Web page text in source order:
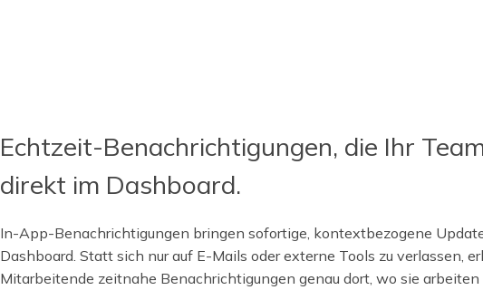
Echtzeit-Benachrichtigungen, die Ihr
direkt im Dashboard.
In-App-Benachrichtigungen bringen sofortige, kontextbezogene
Dashboard. Statt sich nur auf E-Mails oder externe Tools zu verlassen,
Mitarbeitende zeitnahe Benachrichtigungen genau dort, wo sie